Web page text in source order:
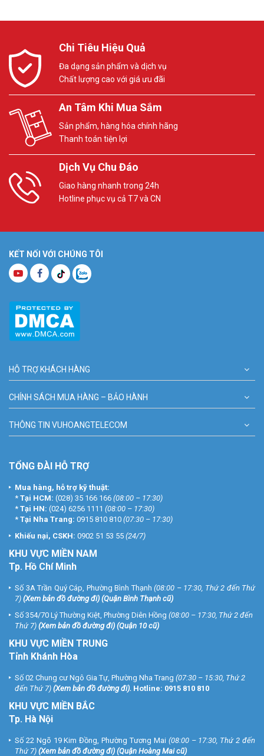
Chi Tiêu Hiệu Quả
Đa dạng sản phẩm và dịch vụ
Chất lượng cao với giá ưu đãi
An Tâm Khi Mua Sắm
Sản phẩm, hàng hóa chính hãng
Thanh toán tiện lợi
Dịch Vụ Chu Đáo
Giao hàng nhanh trong 24h
Hotline phục vụ cả T7 và CN
KẾT NỐI VỚI CHÚNG TÔI
HỖ TRỢ KHÁCH HÀNG
CHÍNH SÁCH MUA HÀNG – BẢO HÀNH
THÔNG TIN VUHOANGTELECOM
TỔNG ĐÀI HỖ TRỢ
Mua hàng, hỗ trợ kỹ thuật:
* Tại HCM: (028) 35 166 166 (08:00 – 17:30)
* Tại HN: (024) 6256 1111 (08:00 – 17:30)
* Tại Nha Trang: 0915 810 810 (07:30 – 17:30)
Khiếu nại, CSKH: 0902 51 53 55 (24/7)
KHU VỰC MIỀN NAM
Tp. Hồ Chí Minh
Số 3A Trần Quý Cáp, Phường Bình Thạnh (08:00 – 17:30, Thứ 2 đến Thứ
7) (Xem bản đồ đường đi) (Quận Bình Thạnh cũ)
Số 354/70 Lý Thường Kiệt, Phường Diên Hồng (08:00 – 17:30, Thứ 2 đến
Thứ 7) (Xem bản đồ đường đi) (Quận 10 cũ)
KHU VỰC MIỀN TRUNG
Tỉnh Khánh Hòa
Số 02 Chung cư Ngô Gia Tự, Phường Nha Trang (07:30 – 15:30, Thứ 2
đến Thứ 7) (Xem bản đồ đường đi). Hotline: 0915 810 810
KHU VỰC MIỀN BẮC
Tp. Hà Nội
Số 22 Ngõ 19 Kim Đồng, Phường Tương Mai (08:00 – 17:30, Thứ 2 đến
Thứ 7) (Xem bản đồ đường đi) (Quận Hoàng Mai cũ)